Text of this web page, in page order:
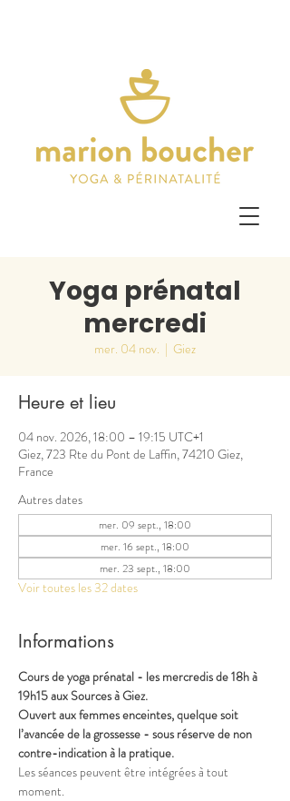
Yoga prénatal
mercredi
mer. 04 nov.
  |
Giez
Heure et lieu
04 nov. 2026, 18:00 – 19:15 UTC+1
Giez, 723 Rte du Pont de Laffin, 74210 Giez,
France
Autres dates
mer. 09 sept., 18:00
mer. 16 sept., 18:00
mer. 23 sept., 18:00
Voir toutes les 32 dates
Informations
Cours de yoga prénatal - les mercredis de 18h à
19h15 aux Sources à Giez.
Ouvert aux femmes enceintes, quelque soit
l’avancée de la grossesse - sous réserve de non
contre-indication à la pratique.
Les séances peuvent être intégrées à tout
moment.